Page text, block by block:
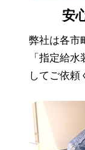
安
弊社は各市
「指定給
してご依頼